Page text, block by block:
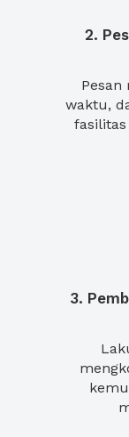
2.
Pesan
waktu,
3.